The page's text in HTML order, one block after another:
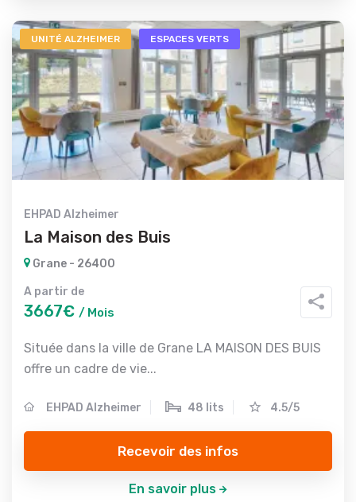
UNITÉ ALZHEIMER ESPACES VERTS
EHPAD Alzheimer
La Maison des Buis
Grane - 26400
A partir de
3667€ / Mois
Située dans la ville de Grane LA MAISON DES BUIS
offre un cadre de vie...
EHPAD Alzheimer 48 lits 4.5/5
Recevoir des infos
En savoir plus